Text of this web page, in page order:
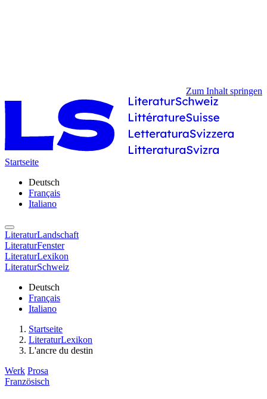
Zum Inhalt springen
Startseite
Deutsch
Français
Italiano
LiteraturLandschaft
LiteraturFenster
LiteraturLexikon
LiteraturSchweiz
Deutsch
Français
Italiano
Startseite
LiteraturLexikon
L'ancre du destin
Werk Prosa
Französisch